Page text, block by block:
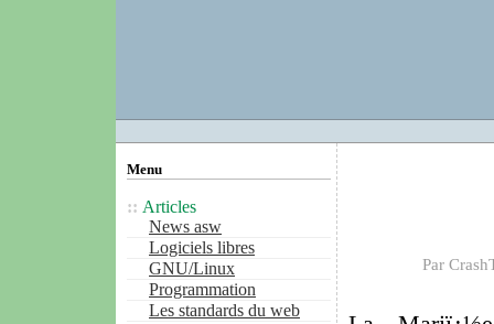
Menu
Articles
News asw
Logiciels libres
GNU/Linux
Programmation
Les standards du web
Par